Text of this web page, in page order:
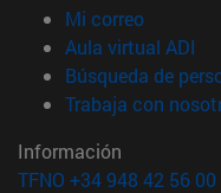
Mi correo(abre en
Aula virtual ADI
Búsqueda de
Trabaja con
Información
TFNO +34 948 42 56 00